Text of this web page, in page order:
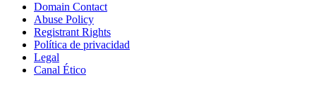
Domain Contact
Abuse Policy
Registrant Rights
Política de privacidad
Legal
Canal Ético